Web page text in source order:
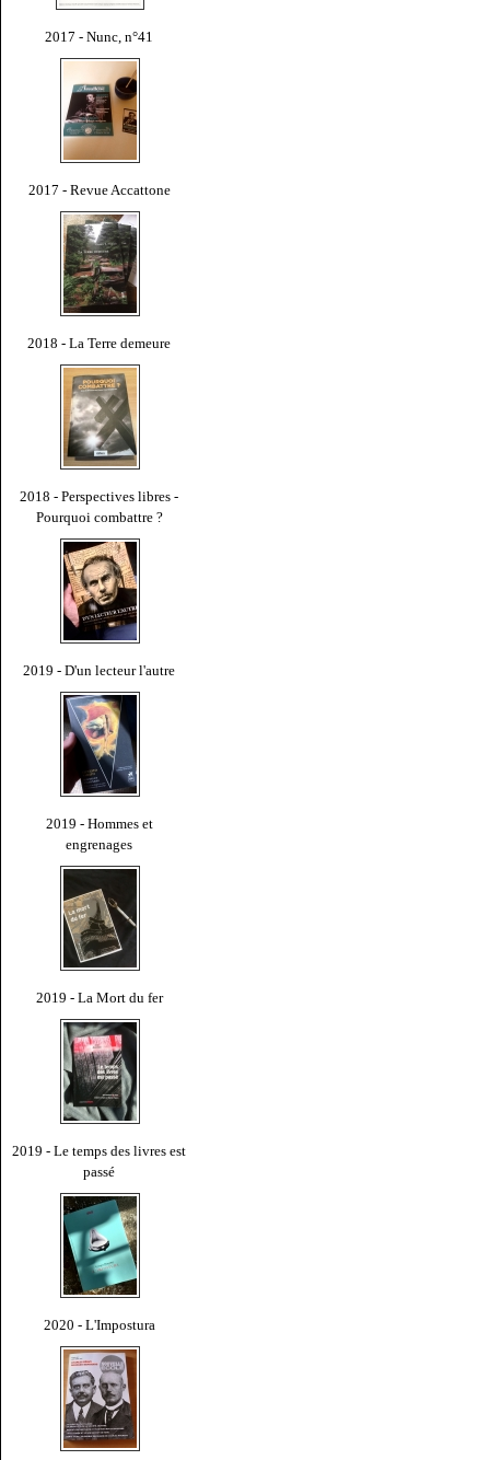
2017 - Nunc, n°41
2017 - Revue Accattone
2018 - La Terre demeure
2018 - Perspectives libres -
Pourquoi combattre ?
2019 - D'un lecteur l'autre
2019 - Hommes et
engrenages
2019 - La Mort du fer
2019 - Le temps des livres est
passé
2020 - L'Impostura